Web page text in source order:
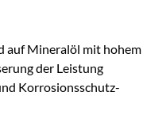
auf Mineralöl mit hohem
der Leistung
Korrosionsschutz-